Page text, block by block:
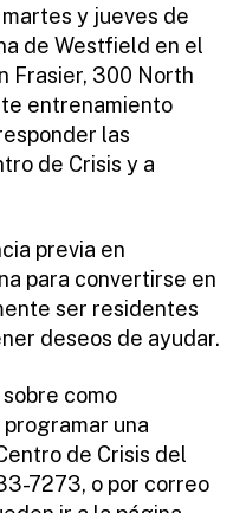
y jueves de
de Westfield en el
Frasier, 300 North
entrenamiento
las
de Crisis y a
previa en
para convertirse en
ser residentes
deseos de ayudar.
como
una
de Crisis del
7273, o por correo